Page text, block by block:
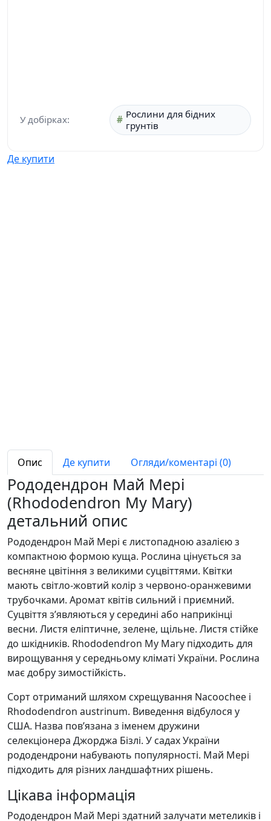
У добірках:
Рослини для бідних
грунтів
Де купити
Опис Де купити Огляди/коментарі (0)
Рододендрон Май Мері
(Rhododendron My Mary)
детальний опис
Рододендрон Май Мері є листопадною азалією з
компактною формою куща. Рослина цінується за
весняне цвітіння з великими суцвіттями. Квітки
мають світло-жовтий колір з червоно-оранжевими
трубочками. Аромат квітів сильний і приємний.
Суцвіття з’являються у середині або наприкінці
весни. Листя еліптичне, зелене, щільне. Листя стійке
до шкідників. Rhododendron My Mary підходить для
вирощування у середньому кліматі України. Рослина
має добру зимостійкість.
Сорт отриманий шляхом схрещування Nacoochee і
Rhododendron austrinum. Виведення відбулося у
США. Назва пов’язана з іменем дружини
селекціонера Джорджа Бізлі. У садах України
рододендрони набувають популярності. Май Мері
підходить для різних ландшафтних рішень.
Цікава інформація
Рододендрон Май Мері здатний залучати метеликів і